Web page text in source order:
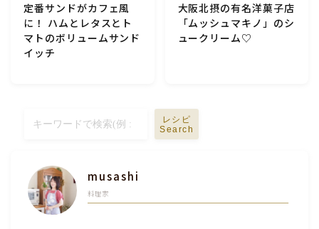
ドリンク・シロップ・ジャム類
テーブルコーディネート・食器・調理器具
離乳食・キッズメニュー
定番サンドがカフェ風
に！ ハムとレタスとト
マトのボリュームサンド
イッチ
大阪北摂の有名洋菓子店
「ムッシュマキノ」のシ
ュークリーム♡
レシピ
Search
musashi
料理家